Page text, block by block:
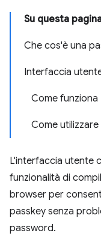
Su questa
Che cos'è una
Interfaccia
Come funziona
Come
L'interfaccia utente
funzionalità di
browser per
passkey senza
password.